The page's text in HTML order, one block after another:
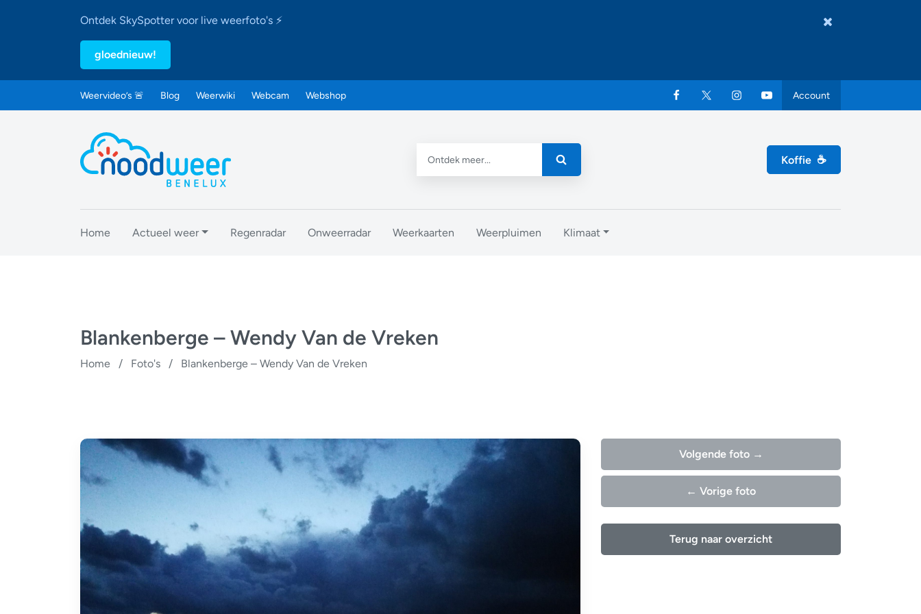
Ontdek SkySpotter voor live weerfoto's ⚡
gloednieuw!
Weervideo’s 🚨 Blog Weerwiki Webcam Webshop Account
Koffie ☕
Home Actueel weer Regenradar Onweerradar Weerkaarten Weerpluimen Klimaat
Blankenberge – Wendy Van de Vreken
Home / Foto's / Blankenberge – Wendy Van de Vreken
Volgende foto →
← Vorige foto
Terug naar overzicht